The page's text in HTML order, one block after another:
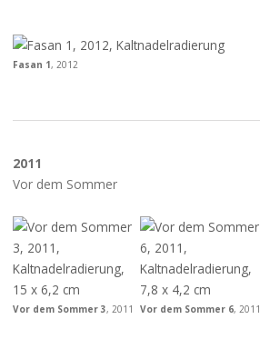
Fasan 1, 2012
2011
Vor dem Sommer
Vor dem Sommer 3, 2011 Vor dem Sommer 6, 2011